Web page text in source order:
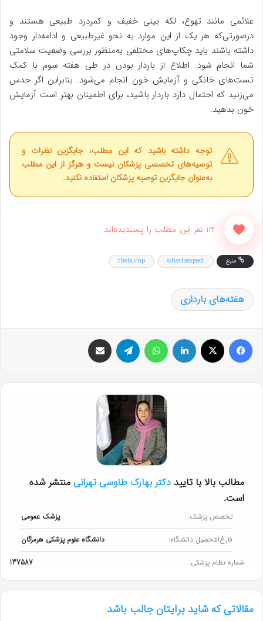
علائمی مانند تهوع، لکه بینی خفیف و کمردرد طبیعی هستند و
درصورتی‌که هر یک از این موارد به نحو غیرطبیعی و ادامه‌دار وجود
داشته باشند باید چکاپ‌های مختلفی به‌منظور بررسی وضعیت سلامتی
شما انجام شود. اطلاع از باردار بودن در طی هفته سوم با کمک
تست‌های خانگی و آزمایش خون انجام می‌شود. بنابراین اگر حدس
می‌زنید که احتمال دارد باردار باشید، برای اطمینان بهتر است آزمایش
خون بدهید.
توجه داشته باشید که این مطلب، جایگزین نظرات و
توصیه‌های تخصصی پزشکان نیست و هرگز از این مطلب
به‌عنوان جایگزین توصیه پزشکان استفاده نکنید.
114 نفر این مطلب را پسندیده‌اند
منبع whattoexpect
thebump
هفته‌های بارداری
مطالب بالا با تایید دکتر بهارک طاوسی تهرانی منتشر شده
است.
تخصص پزشک: پزشک عمومی
فارغ‌التحصیل دانشگاه: دانشگاه علوم پزشکی هرمزگان
شماره نظام پزشکی: 137587
مقالاتی که شاید برایتان جالب باشد